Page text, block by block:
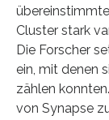
Cluster stark
Die Forscher
ein, mit denen
zählen
von Synapse